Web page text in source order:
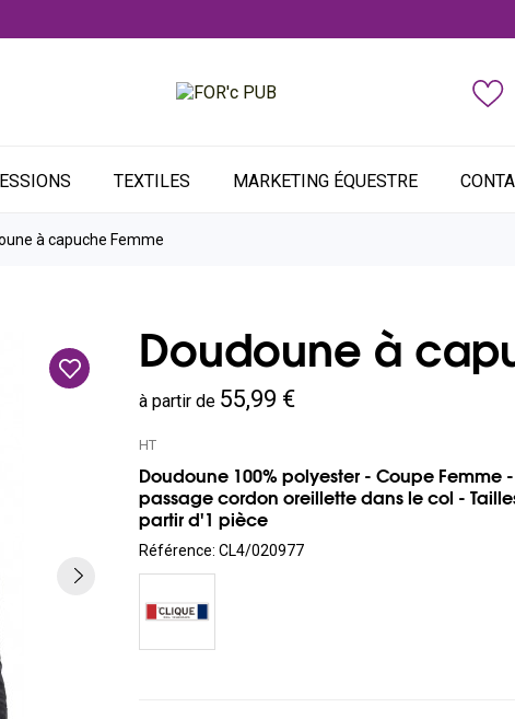
TEXTILES MARKETING ÉQUESTRE
à capuche Femme
Doudoune à
à partir de 55,99 €
HT
Doudoune 100% polyester - Coupe Femme
passage cordon oreillette dans le col -
partir d'1 pièce
Référence: CL4/020977